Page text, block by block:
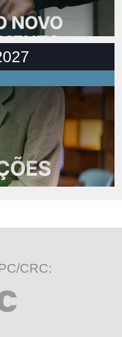
CRC: